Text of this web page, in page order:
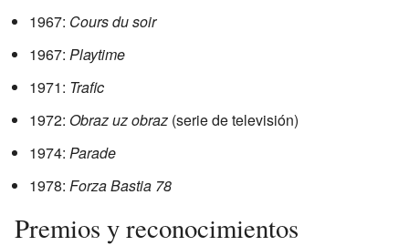
1967: Cours du soir
1967: Playtime
1971: Trafic
1972: Obraz uz obraz (serie de televisión)
1974: Parade
1978: Forza Bastia 78
Premios y reconocimientos